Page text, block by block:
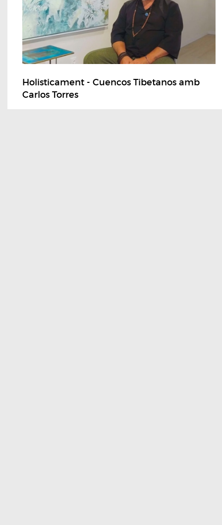
Holisticament - Cuencos Tibetanos amb
Carlos Torres